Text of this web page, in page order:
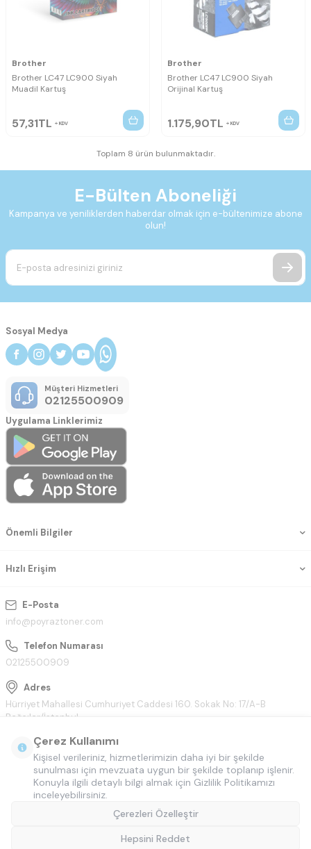
Brother
Brother LC47 LC900 Siyah
Muadil Kartuş
57,31TL KDV
Brother
Brother LC47 LC900 Siyah
Orijinal Kartuş
1.175,90TL KDV
Toplam 8 ürün bulunmaktadır.
E-Bülten Aboneliği
Kampanya ve yeniliklerden haberdar olmak için e-bültenimize abone
olun!
E-Posta
info@poyraztoner.com
Telefon Numarası
02125500909
Adres
Hürriyet Mahallesi Cumhuriyet Caddesi 160. Sokak No: 17/A-B
Bağcılar/İstanbul
Önemli Bilgiler
Hızlı Erişim
Sosyal Medya
Müşteri Hizmetleri
02125500909
Uygulama Linklerimiz
Çerez Kullanımı
Kişisel verileriniz, hizmetlerimizin daha iyi bir şekilde
sunulması için mevzuata uygun bir şekilde toplanıp işlenir.
Konuyla ilgili detaylı bilgi almak için Gizlilik Politikamızı
inceleyebilirsiniz.
Çerezleri Özelleştir
Hepsini Reddet